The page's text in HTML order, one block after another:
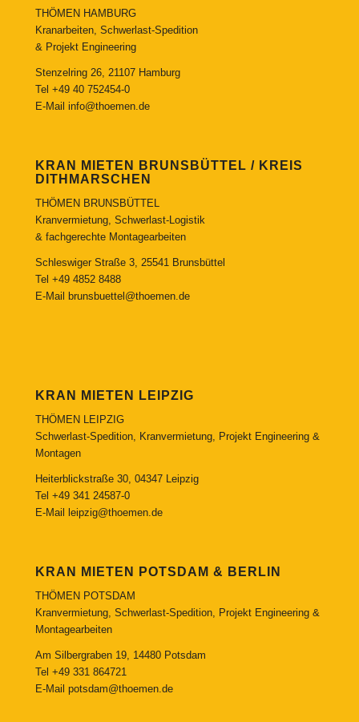
THÖMEN HAMBURG
Kranarbeiten, Schwerlast-Spedition
& Projekt Engineering
Stenzelring 26, 21107 Hamburg
Tel +49 40 752454-0
E-Mail info@thoemen.de
KRAN MIETEN BRUNSBÜTTEL / KREIS
DITHMARSCHEN
THÖMEN BRUNSBÜTTEL
Kranvermietung, Schwerlast-Logistik
& fachgerechte Montagearbeiten
Schleswiger Straße 3, 25541 Brunsbüttel
Tel +49 4852 8488
E-Mail
brunsbuettel@thoemen.de
KRAN MIETEN LEIPZIG
THÖMEN LEIPZIG
Schwerlast-Spedition, Kranvermietung, Projekt Engineering &
Montagen
Heiterblickstraße 30, 04347 Leipzig
Tel +49 341 24587-0
E-Mail
leipzig@thoemen.de
KRAN MIETEN POTSDAM & BERLIN
THÖMEN POTSDAM
Kranvermietung, Schwerlast-Spedition, Projekt Engineering &
Montagearbeiten
Am Silbergraben 19, 14480 Potsdam
Tel +49 331 864721
E-Mail potsdam@thoemen.de